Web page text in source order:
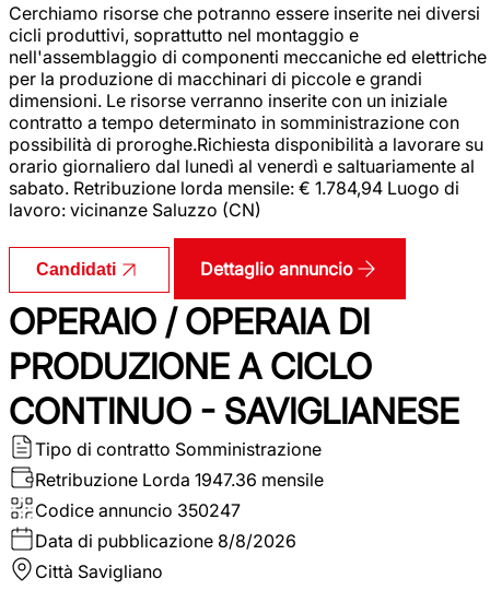
Cerchiamo risorse che potranno essere inserite nei diversi
cicli produttivi, soprattutto nel montaggio e
nell'assemblaggio di componenti meccaniche ed elettriche
per la produzione di macchinari di piccole e grandi
dimensioni. Le risorse verranno inserite con un iniziale
contratto a tempo determinato in somministrazione con
possibilità di proroghe.Richiesta disponibilità a lavorare su
orario giornaliero dal lunedì al venerdì e saltuariamente al
sabato. Retribuzione lorda mensile: € 1.784,94 Luogo di
lavoro: vicinanze Saluzzo (CN)
Candidati Dettaglio annuncio
OPERAIO / OPERAIA DI
PRODUZIONE A CICLO
CONTINUO - SAVIGLIANESE
Tipo di contratto Somministrazione
Retribuzione Lorda 1947.36 mensile
Codice annuncio 350247
Data di pubblicazione 8/8/2026
Città Savigliano